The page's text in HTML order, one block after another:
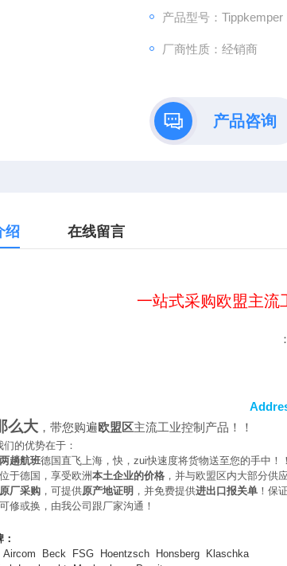
：（24小时在线）
：www@
产品型号：Tippkemper
厂商性质：经销商
产品咨询
绍 在线留言
一站式采购欧盟主流
么大 ，带您购遍欧盟区主流工业控制产品！！
们的优势在于：
两趟航班德国直飞上海，快，zui快速度将货物送至您的手中！！
于德国，享受欧洲本土企业的价格 ，并与欧盟区内大部分供
原厂采购 ，可提供原产地证明 ，并免费提供进出口报关单 ！保
修或换，由我公司跟厂家沟通！
Aircom Beck FSG Hoentzsch Honsberg Klaschka